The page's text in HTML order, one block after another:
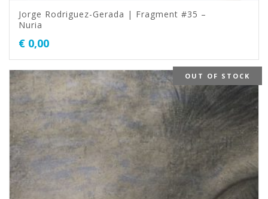
Jorge Rodriguez-Gerada | Fragment #35 –
Nuria
€ 0,00
OUT OF STOCK